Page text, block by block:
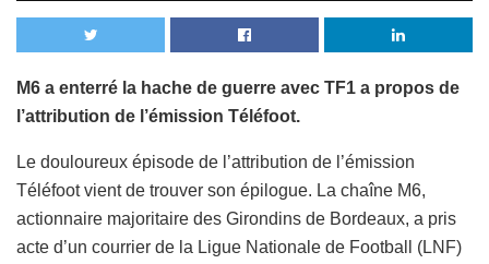
M6 a enterré la hache de guerre avec TF1 a propos de
l’attribution de l’émission Téléfoot.
Le douloureux épisode de l’attribution de l’émission
Téléfoot vient de trouver son épilogue. La chaîne M6,
actionnaire majoritaire des Girondins de Bordeaux, a pris
acte d’un courrier de la Ligue Nationale de Football (LNF)